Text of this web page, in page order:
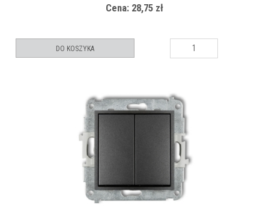
Cena: 28,75 zł
DO KOSZYKA